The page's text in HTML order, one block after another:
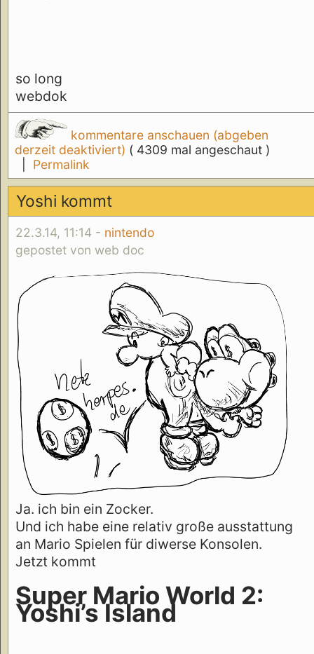
so long
webdok
kommentare anschauen (abgeben
derzeit deaktiviert) ( 4309 mal angeschaut )
Permalink
Yoshi kommt
22.3.14, 11:14 - nintendo
gepostet von web doc
Ja. ich bin ein Zocker.
Und ich habe eine relativ große ausstattung
an Mario Spielen für diwerse Konsolen.
Jetzt kommt
Super Mario World 2:
Yoshi’s Island